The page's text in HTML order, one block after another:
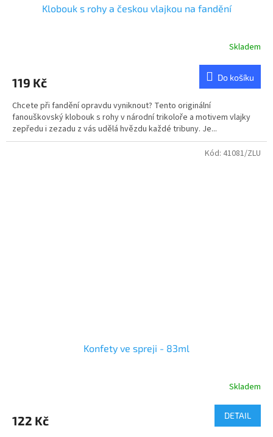
Klobouk s rohy a českou vlajkou na fandění
je
z
5
hvězdiček.
Skladem
119 Kč Do košíku
Chcete při fandění opravdu vyniknout? Tento originální
fanouškovský klobouk s rohy v národní trikoloře a motivem vlajky
zepředu i zezadu z vás udělá hvězdu každé tribuny. Je...
Konfety ve spreji - 83ml
Skladem
122 Kč DETAIL
Kód: 41081/ZLU